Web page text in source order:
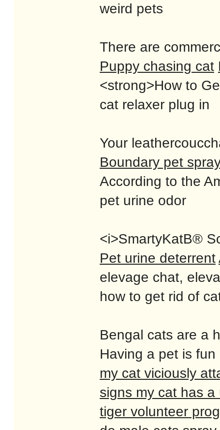
weird pets
There are
Puppy chasing cat
<strong>How to
cat relaxer plug in
Your
Boundary pet
According to the
pet urine odor
<i>SmartyKatВ®
Pet urine deterrent
elevage chat,
how to get rid of
Bengal cats are a
Having a pet is
my cat viciously
signs my cat has a
tiger volunteer